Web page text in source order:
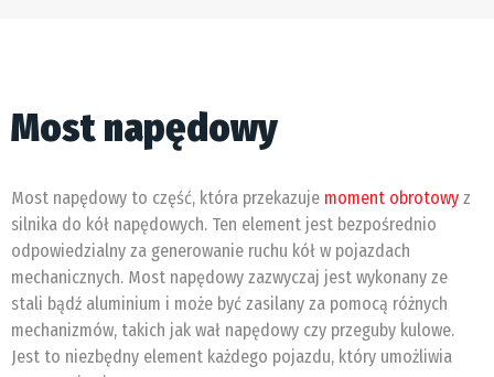
Most napędowy
Most napędowy to część, która przekazuje moment obrotowy z
silnika do kół napędowych. Ten element jest bezpośrednio
odpowiedzialny za generowanie ruchu kół w pojazdach
mechanicznych. Most napędowy zazwyczaj jest wykonany ze
stali bądź aluminium i może być zasilany za pomocą różnych
mechanizmów, takich jak wał napędowy czy przeguby kulowe.
Jest to niezbędny element każdego pojazdu, który umożliwia